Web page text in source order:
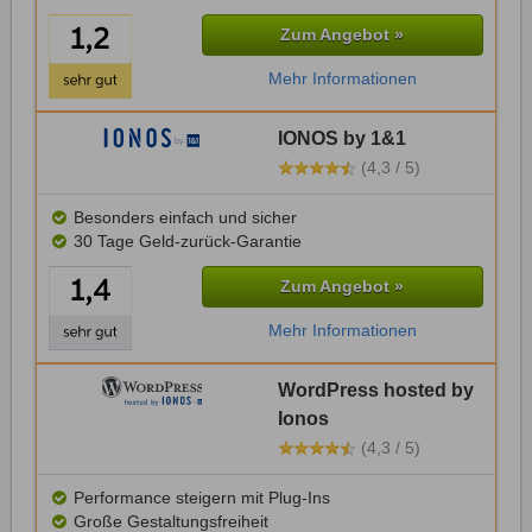
Zum Angebot »
Mehr Informationen
IONOS by 1&1
(4,3 / 5)
Besonders einfach und sicher
30 Tage Geld-zurück-Garantie
Zum Angebot »
Mehr Informationen
WordPress hosted by
Ionos
(4,3 / 5)
Performance steigern mit Plug-Ins
Große Gestaltungsfreiheit